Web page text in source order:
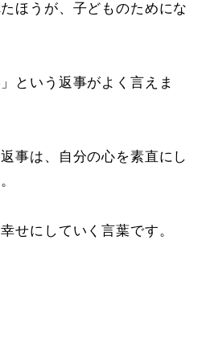
ほうが、子どものためにな
という返事がよく言えま
事は、自分の心を素直にし
せにしていく言葉です。